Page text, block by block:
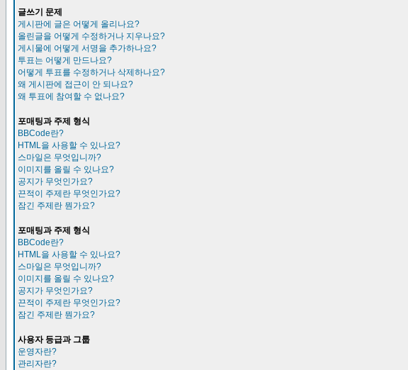
글쓰기 문제
게시판에 글은 어떻게 올리나요?
올린글을 어떻게 수정하거나 지우나요?
게시물에 어떻게 서명을 추가하나요?
투표는 어떻게 만드나요?
어떻게 투표를 수정하거나 삭제하나요?
왜 게시판에 접근이 안 되나요?
왜 투표에 참여할 수 없나요?
포매팅과 주제 형식
BBCode란?
HTML을 사용할 수 있나요?
스마일은 무엇입니까?
이미지를 올릴 수 있나요?
공지가 무엇인가요?
끈적이 주제란 무엇인가요?
잠긴 주제란 뭔가요?
포매팅과 주제 형식
BBCode란?
HTML을 사용할 수 있나요?
스마일은 무엇입니까?
이미지를 올릴 수 있나요?
공지가 무엇인가요?
끈적이 주제란 무엇인가요?
잠긴 주제란 뭔가요?
사용자 등급과 그룹
운영자란?
관리자란?